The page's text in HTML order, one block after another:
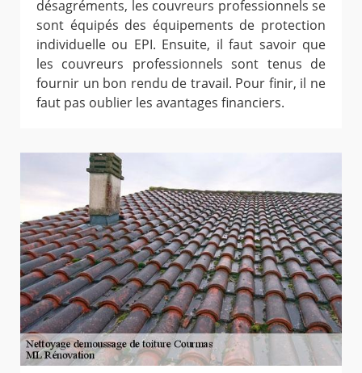
désagréments, les couvreurs professionnels se
sont équipés des équipements de protection
individuelle ou EPI. Ensuite, il faut savoir que
les couvreurs professionnels sont tenus de
fournir un bon rendu de travail. Pour finir, il ne
faut pas oublier les avantages financiers.